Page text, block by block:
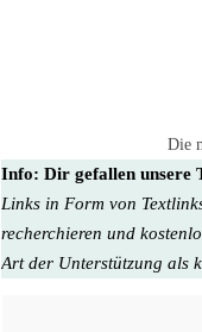
Die
Info: Dir gefallen unsere
Links in Form von
recherchieren und
Art der Unterstützung als